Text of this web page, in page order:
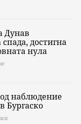
Дунав
достигна
нула
наблюдение
Бургаско